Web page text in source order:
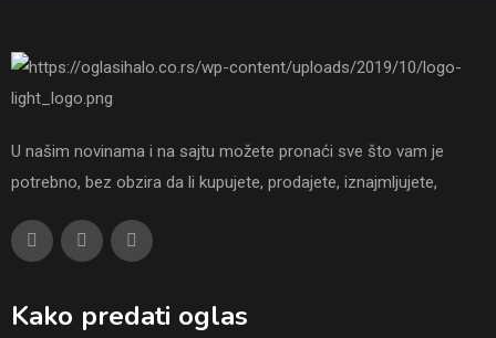
U našim novinama i na sajtu možete pronaći sve što vam je
potrebno, bez obzira da li kupujete, prodajete, iznajmljujete,
Kako predati oglas